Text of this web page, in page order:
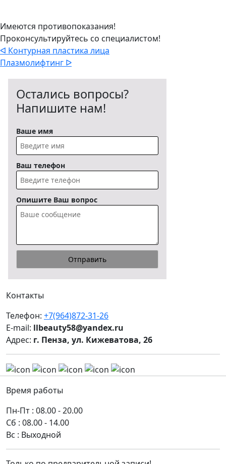
Имеются противопоказания!
Проконсультируйтесь со специалистом!
ᐊ Контурная пластика лица
Плазмолифтинг ᐅ
Остались вопросы?
Напишите нам!
Ваше имя
Ваш телефон
Опишите Ваш вопрос
Время работы
Пн-Пт : 08.00 - 20.00
Сб : 08.00 - 14.00
Вс : Выходной
Контакты
Телефон: +7(964)872-31-26
E-mail: llbeauty58@yandex.ru
Адрес: г. Пенза, ул. Кижеватова, 26